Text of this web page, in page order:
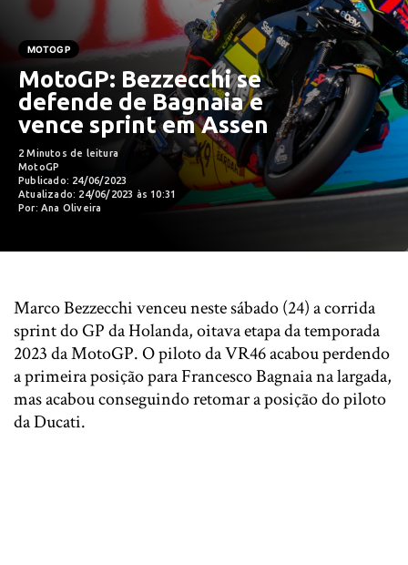
MOTOGP
MotoGP: Bezzecchi se
defende de Bagnaia e
vence sprint em Assen
2 Minutos de leitura
MotoGP
Publicado: 24/06/2023
Atualizado: 24/06/2023 às 10:31
Por: Ana Oliveira
Marco Bezzecchi venceu neste sábado (24) a corrida
sprint do GP da Holanda, oitava etapa da temporada
2023 da MotoGP. O piloto da VR46 acabou perdendo
a primeira posição para Francesco Bagnaia na largada,
mas acabou conseguindo retomar a posição do piloto
da Ducati.